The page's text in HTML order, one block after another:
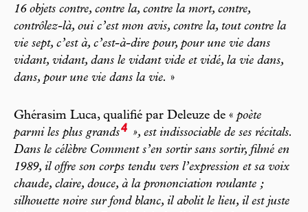
16 objets contre, contre la, contre la mort, contre,
contrôlez-là, oui c’est mon avis, contre la, tout contre la
vie sept, c’est à, c’est-à-dire pour, pour une vie dans
vidant, vidant, dans le vidant vide et vidé, la vie dans,
dans, pour une vie dans la vie. »
Ghérasim Luca, qualifié par Deleuze de « poète
parmi les plus grands4 », est indissociable de ses récitals.
Dans le célèbre Comment s’en sortir sans sortir, filmé en
1989, il offre son corps tendu vers l’expression et sa voix
chaude, claire, douce, à la prononciation roulante ;
silhouette noire sur fond blanc, il abolit le lieu, il est juste